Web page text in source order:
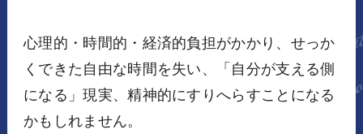
心理的・時間的・経済的負担がかかり、せっか
くできた自由な時間を失い、「自分が支える側
になる」現実、精神的にすりへらすことになる
かもしれません。